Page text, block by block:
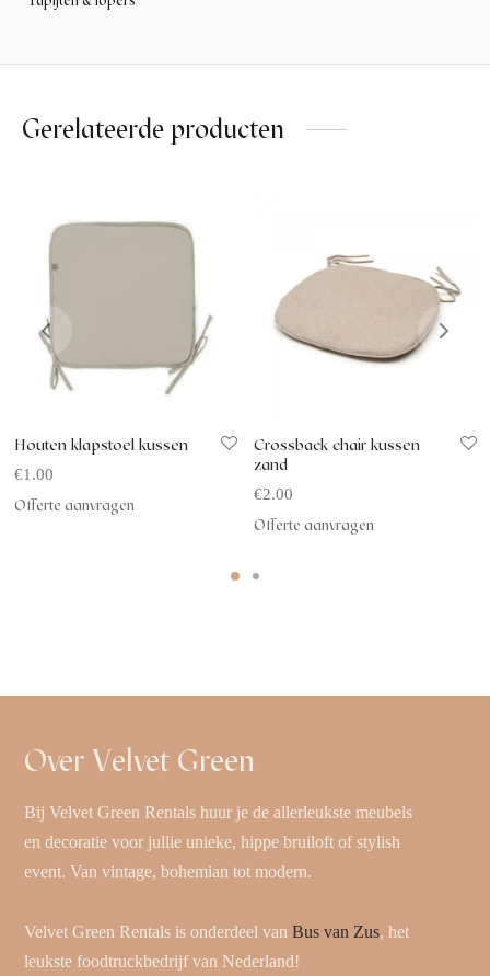
Gerelateerde producten
Houten klapstoel kussen
€1.00
Offerte aanvragen
Crossback chair kussen
zand
€2.00
Offerte aanvragen
Over Velvet Green
Bij Velvet Green Rentals huur je de allerleukste meubels
en decoratie voor jullie unieke, hippe bruiloft of stylish
event. Van vintage, bohemian tot modern.
Velvet Green Rentals is onderdeel vanBus van Zus, het
leukste foodtruckbedrijf van Nederland!